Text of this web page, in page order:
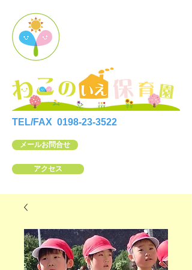
TEL/FAX 0198-23-3522
メールお問合せ
アクセス